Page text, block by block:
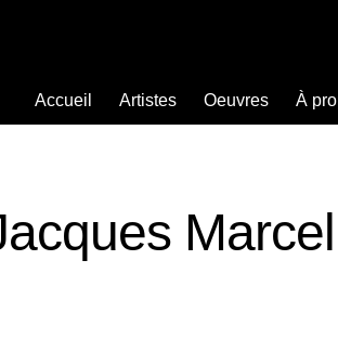
Accueil Artistes Oeuvres À